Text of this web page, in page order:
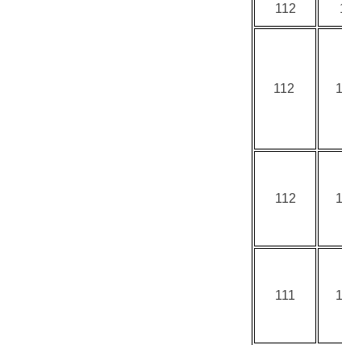
112
112
112
111